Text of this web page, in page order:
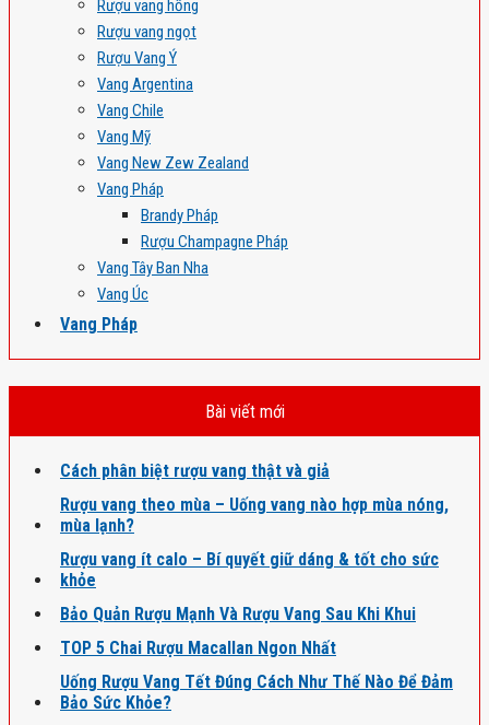
Rượu vang hồng
Rượu vang ngọt
Rượu Vang Ý
Vang Argentina
Vang Chile
Vang Mỹ
Vang New Zew Zealand
Vang Pháp
Brandy Pháp
Rượu Champagne Pháp
Vang Tây Ban Nha
Vang Úc
Vang Pháp
Bài viết mới
Cách phân biệt rượu vang thật và giả
Rượu vang theo mùa – Uống vang nào hợp mùa nóng,
mùa lạnh?
Rượu vang ít calo – Bí quyết giữ dáng & tốt cho sức
khỏe
Bảo Quản Rượu Mạnh Và Rượu Vang Sau Khi Khui
TOP 5 Chai Rượu Macallan Ngon Nhất
Uống Rượu Vang Tết Đúng Cách Như Thế Nào Để Đảm
Bảo Sức Khỏe?